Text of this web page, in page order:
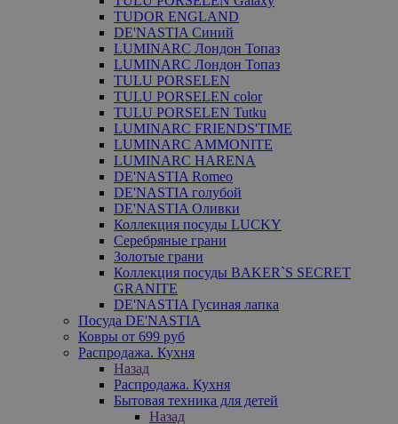
TUDOR ENGLAND
DE'NASTIA Синий
LUMINARC Лондон Топаз
LUMINARC Лондон Топаз
TULU PORSELEN
TULU PORSELEN color
TULU PORSELEN Tutku
LUMINARC FRIENDS'TIME
LUMINARC AMMONITE
LUMINARC HARENA
DE'NASTIA Romeo
DE'NASTIA голубой
DE'NASTIA Оливки
Коллекция посуды LUCKY
Серебряные грани
Золотые грани
Коллекция посуды BAKER`S SECRET
GRANITE
DE'NASTIA Гусиная лапка
Посуда DE'NASTIA
Ковры от 699 руб
Распродажа. Кухня
Назад
Распродажа. Кухня
Бытовая техника для детей
Назад